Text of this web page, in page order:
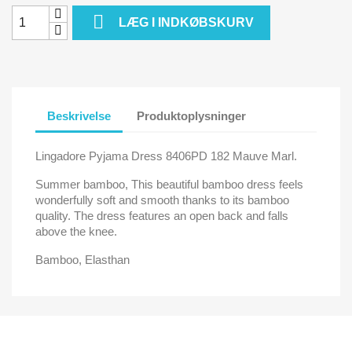
 LÆG I INDKØBSKURV
Beskrivelse Produktoplysninger
Lingadore Pyjama Dress 8406PD 182 Mauve Marl.
Summer bamboo, This beautiful bamboo dress feels
wonderfully soft and smooth thanks to its bamboo
quality. The dress features an open back and falls
above the knee.
Bamboo, Elasthan